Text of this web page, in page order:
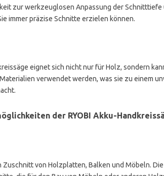
zur werkzeuglosen Anpassung der
immer präzise Schnitte erzielen können.
eignet sich nicht nur für Holz, sondern
verwendet werden, was sie zu einem
der RYOBI Akku-
Zuschnitt von Holzplatten, Balken und Möbeln.